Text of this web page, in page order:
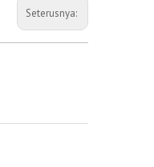
Seterusnya: